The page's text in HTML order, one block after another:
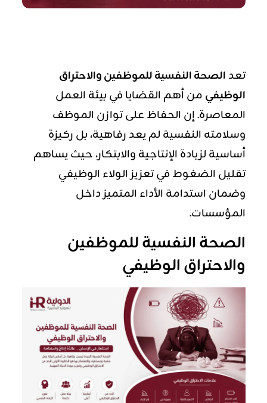
تعدالصحة النفسية للموظفين والاحتراق
الوظيفيمن أهم القضايا في بيئة العمل
المعاصرة. إن الحفاظ على توازن الموظف
وسلامته النفسية لم يعد رفاهية، بل ركيزة
أساسية لزيادة الإنتاجية والابتكار، حيث يساهم
تقليل الضغوط في تعزيز الولاء الوظيفي
وضمان استدامة الأداء المتميز داخل
المؤسسات.
الصحة النفسية للموظفين
والاحتراق الوظيفي